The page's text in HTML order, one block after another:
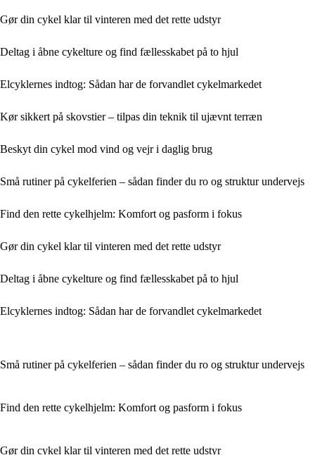
Gør din cykel klar til vinteren med det rette udstyr
Deltag i åbne cykelture og find fællesskabet på to hjul
Elcyklernes indtog: Sådan har de forvandlet cykelmarkedet
Kør sikkert på skovstier – tilpas din teknik til ujævnt terræn
Beskyt din cykel mod vind og vejr i daglig brug
Små rutiner på cykelferien – sådan finder du ro og struktur undervejs
Find den rette cykelhjelm: Komfort og pasform i fokus
Gør din cykel klar til vinteren med det rette udstyr
Deltag i åbne cykelture og find fællesskabet på to hjul
Elcyklernes indtog: Sådan har de forvandlet cykelmarkedet
Små rutiner på cykelferien – sådan finder du ro og struktur undervejs
Find den rette cykelhjelm: Komfort og pasform i fokus
Gør din cykel klar til vinteren med det rette udstyr